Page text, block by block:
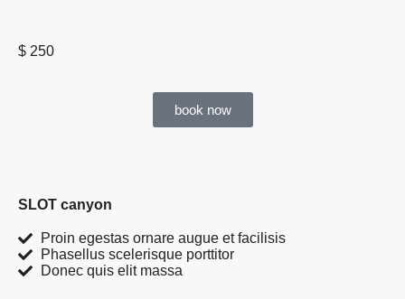
$ 250
book now
SLOT canyon
Proin egestas ornare augue et facilisis
Phasellus scelerisque porttitor
Donec quis elit massa